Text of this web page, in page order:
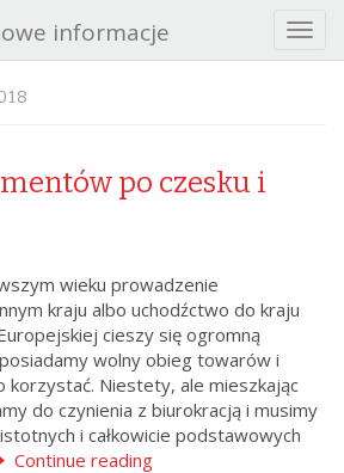
T
o
n
informacje
po czesku i
wieku prowadzenie
kraju albo uchodźctwo do kraju
cieszy się ogromną
wolny obieg towarów i
korzystać. Niestety, ale mieszkając
do czynienia z biurokracją i musimy
i całkowicie podstawowych
Continue reading